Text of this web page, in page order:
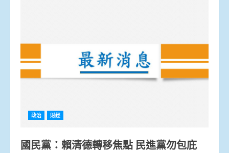
政治 財經
國民黨：賴清德轉移焦點 民進黨勿包庇